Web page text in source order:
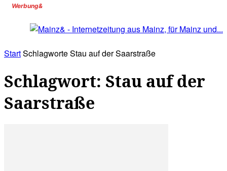
Werbung&
StartSchlagworteStau auf der Saarstraße
Schlagwort: Stau auf der
Saarstraße